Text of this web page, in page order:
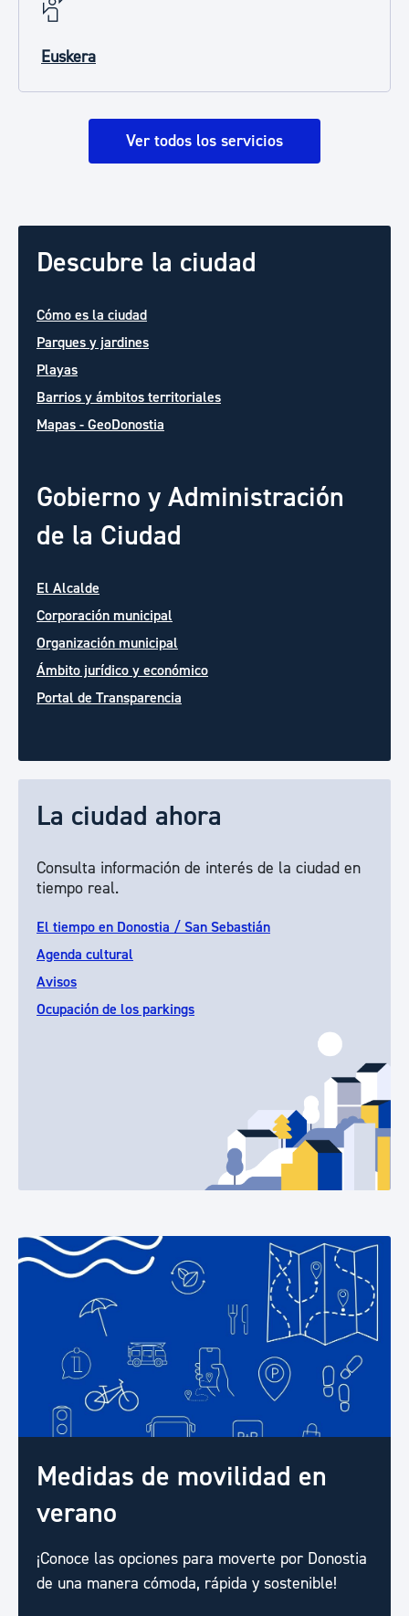
Euskera
Ver todos los servicios
Descubre la ciudad
Cómo es la ciudad
Parques y jardines
Playas
Barrios y ámbitos territoriales
Mapas - GeoDonostia
Gobierno y Administración
de la Ciudad
El Alcalde
Corporación municipal
Organización municipal
Ámbito jurídico y económico
Portal de Transparencia
La ciudad ahora
Consulta información de interés de la ciudad en
tiempo real.
El tiempo en Donostia / San Sebastián
Agenda cultural
Avisos
Ocupación de los parkings
Medidas de movilidad en
verano
¡Conoce las opciones para moverte por Donostia
de una manera cómoda, rápida y sostenible!